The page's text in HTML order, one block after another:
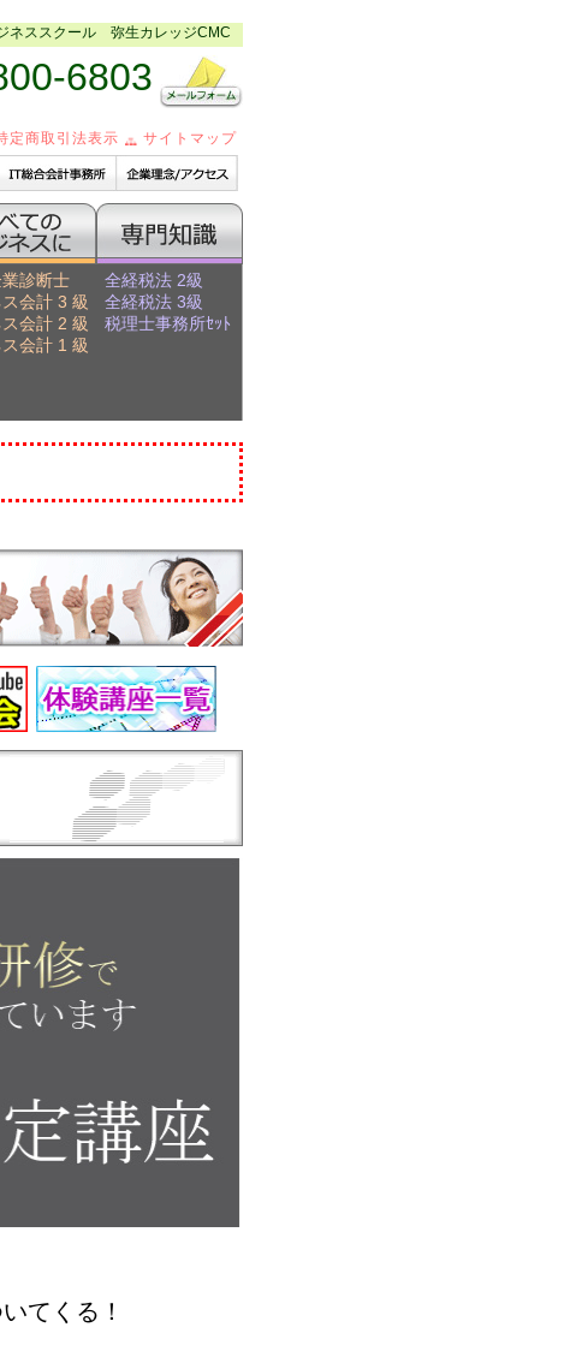
ネススクール 弥生カレッジCMC
6803
サイトマップ
定商取引法表示
診断士
会計 3 級
会計 2 級
会計 1 級
全経税法 2級
全経税法 3級
税理士事務所ｾｯﾄ
てくる！